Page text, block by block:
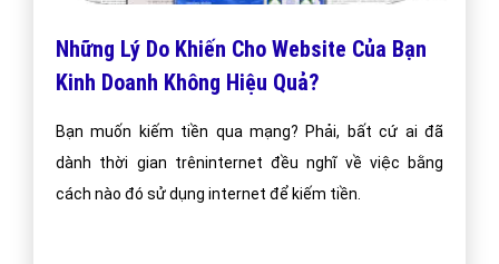
Những Lý Do Khiến Cho Website Của Bạn
Kinh Doanh Không Hiệu Quả?
Bạn muốn kiếm tiền qua mạng? Phải, bất cứ ai đã
dành thời gian trêninternet đều nghĩ về việc bằng
cách nào đó sử dụng internet để kiếm tiền.